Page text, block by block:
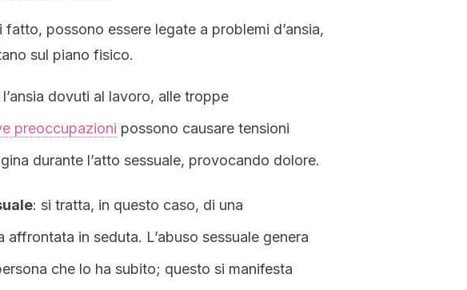
possono essere legate a problemi d’ansia,
sul piano fisico.
dovuti al lavoro, alle troppe
preoccupazioni possono causare tensioni
durante l’atto sessuale, provocando dolore.
: si tratta, in questo caso, di una
in seduta. L’abuso sessuale genera
che lo ha subito; questo si manifesta